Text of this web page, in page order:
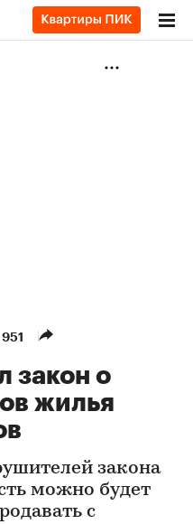
закон о
жилья
закона
можно будет
с